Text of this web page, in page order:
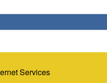
Services